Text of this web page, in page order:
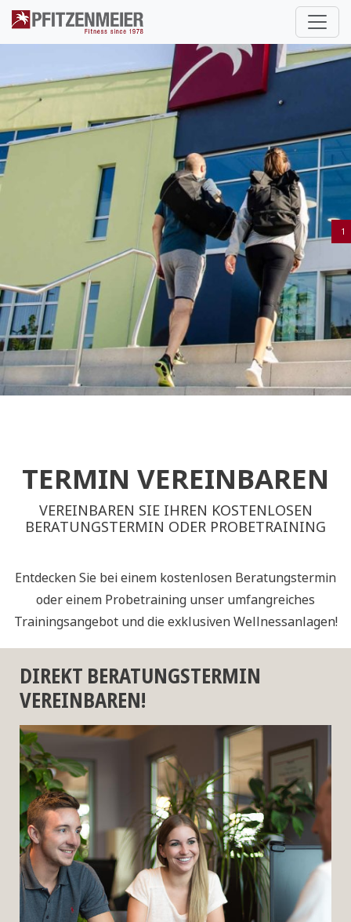
Pfitzenmeier
1
TERMIN VEREINBAREN
VEREINBAREN SIE IHREN KOSTENLOSEN
BERATUNGSTERMIN ODER PROBETRAINING
Entdecken Sie bei einem kostenlosen Beratungstermin
oder einem Probetraining unser umfangreiches
Trainingsangebot und die exklusiven Wellnessanlagen!
DIREKT BERATUNGSTERMIN
VEREINBAREN!